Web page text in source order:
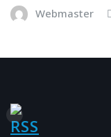
Webmaster